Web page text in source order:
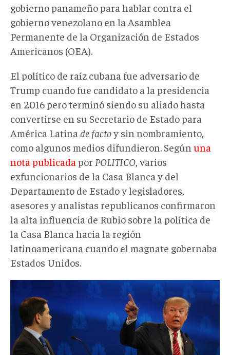
gobierno panameño para hablar contra el
gobierno venezolano en la Asamblea
Permanente de la Organización de Estados
Americanos (OEA).
El político de raíz cubana fue adversario de
Trump cuando fue candidato a la presidencia
en 2016 pero terminó siendo su aliado hasta
convertirse en su Secretario de Estado para
América Latina de factoy sin nombramiento,
como algunos medios difundieron. Según una
nota publicada por POLITICO , varios
exfuncionarios de la Casa Blanca y del
Departamento de Estado y legisladores,
asesores y analistas republicanos confirmaron
la alta influencia de Rubio sobre la política de
la Casa Blanca hacia la región
latinoamericana cuando el magnate gobernaba
Estados Unidos.
trump
y
rubio.jpg